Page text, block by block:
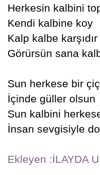
Herkesin kalbini
Kendi kalbine koy
Kalp kalbe karşıdır
Görürsün sana
Sun herkese bir
İçinde güller olsun
Sun kalbini
İnsan sevgisiyle
Ekleyen :İLAYDA